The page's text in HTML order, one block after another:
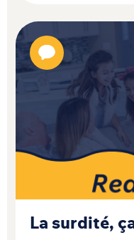
La surdité,